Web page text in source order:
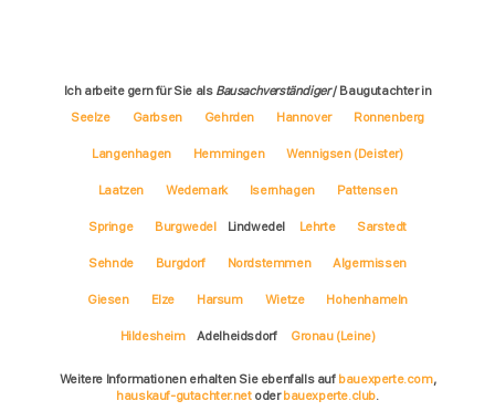
Ich arbeite gern für Sie als Bausachverständiger/ Baugutachter in
Seelze
Garbsen Gehrden Hannover Ronnenberg
Langenhagen Hemmingen Wennigsen (Deister)
Laatzen Wedemark Isernhagen Pattensen
Springe Burgwedel Lindwedel Lehrte Sarstedt
Sehnde Burgdorf Nordstemmen Algermissen
Giesen Elze Harsum Wietze Hohenhameln
Hildesheim Adelheidsdorf Gronau (Leine)
Weitere Informationen erhalten Sie ebenfalls auf bauexperte.com,
hauskauf-gutachter.netoderbauexperte.club.